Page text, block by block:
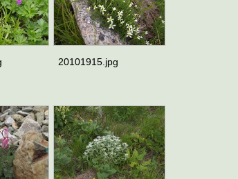
20101915.jpg